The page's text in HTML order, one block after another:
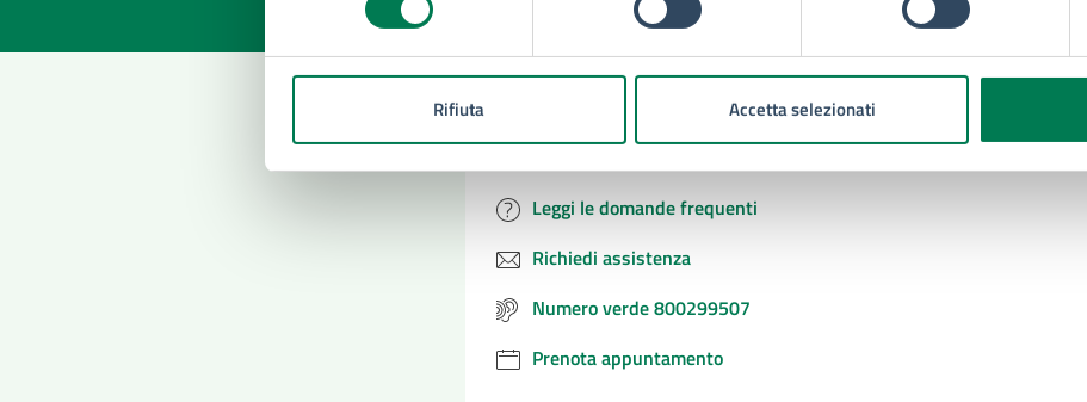
Rifiuta Accetta selezionati
Contatta il comune
Leggi le domande frequenti
Richiedi assistenza
Numero verde 800299507
Prenota appuntamento